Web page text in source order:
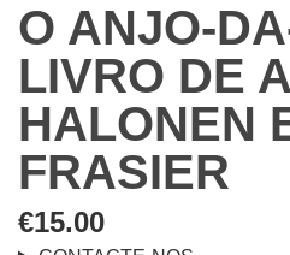
O ANJO-
LIVRO DE
HALONEN
FRASIER
€15.00